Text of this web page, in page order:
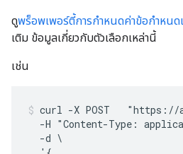
ดูพร็อพเพอร์ตี้การกำหนดค่าข้อกำหนด
เติม ข้อมูลเกี่ยวกับตัวเลือกเหล่านี้
เช่น
curl -X POST   "https://
-H "Content-Type:
  -d \